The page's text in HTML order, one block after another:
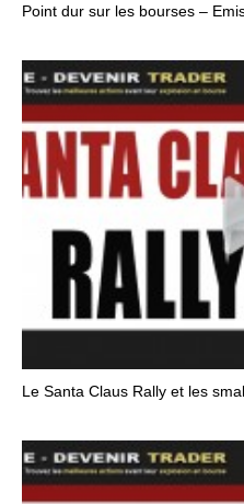
Point dur sur les bourses –
Le Santa Claus Rally et les